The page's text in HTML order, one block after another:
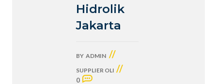
Hidrolik
Jakarta
BY ADMIN //
SUPPLIER OLI //
0